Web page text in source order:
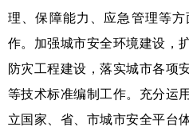
理、保障能力、应急管理等
作。加强城市安全环境建设，
防灾工程建设，落实城市各项
等技术标准编制工作。充分运
立国家、省、市城市安全平台